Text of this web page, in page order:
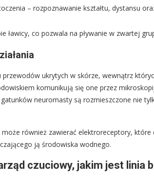
– rozpoznawanie kształtu, dystansu
ławicy, co pozwala na pływanie w zwartej
przewodów ukrytych w skórze, wewnątrz
komunikują się one przez
neuromasty są rozmieszczone nie
również zawierać elektroreceptory,
ją środowiska wodnego.
czuciowy, jakim jest linia